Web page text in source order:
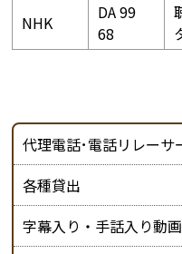
NHK
DA 99
68
代理電話･電話リレーサ
各種貸出
字幕入り・手話入り動画